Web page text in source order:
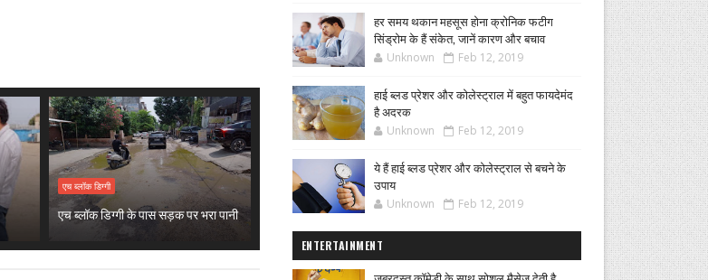
एच ब्लॉक डिग्गी
एच ब्लॉक डिग्गी के पास सड़क पर भरा पानी
हर समय थकान महसूस होना क्रोनिक फटीग
सिंड्रोम के हैं संकेत, जानें कारण और बचाव
Unknown Feb 12, 2019
हाई ब्लड प्रेशर और कोलेस्ट्राल में बहुत फायदेमंद
है अदरक
Unknown Feb 12, 2019
ये हैं हाई ब्लड प्रेशर और कोलेस्ट्राल से बचने के
उपाय
Unknown Feb 12, 2019
ENTERTAINMENT